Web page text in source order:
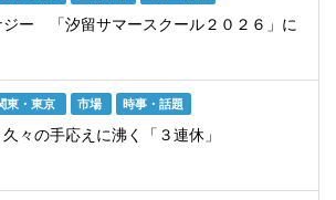
ジー 「汐留サマースクール２０２６」に
東・東京 市場 時事・話題
々の手応えに沸く「３連休」